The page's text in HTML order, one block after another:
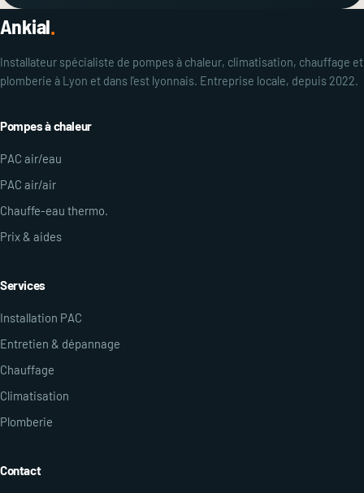
Ankial.
Installateur spécialiste de pompes à chaleur, climatisation, chauffage et
plomberie à Lyon et dans l'est lyonnais. Entreprise locale, depuis 2022.
Pompes à chaleur
PAC air/eau
PAC air/air
Chauffe-eau thermo.
Prix & aides
Services
Installation PAC
Entretien & dépannage
Chauffage
Climatisation
Plomberie
Contact